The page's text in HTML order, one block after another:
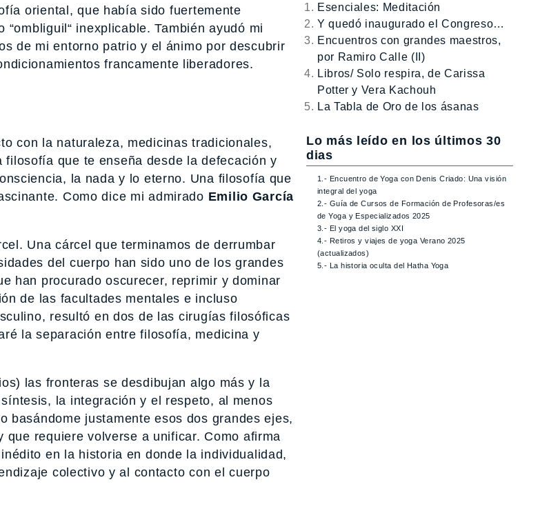
oriental, que había sido fuertemente
inexplicable. También ayudó mi
de mi entorno patrio y el ánimo por descubrir
francamente liberadores.
con la naturaleza, medicinas tradicionales,
que te enseña desde la defecación y
la nada y lo eterno. Una filosofía que
Como dice mi admirado Emilio García
Una cárcel que terminamos de derrumbar
del cuerpo han sido uno de los grandes
han procurado oscurecer, reprimir y dominar
de las facultades mentales e incluso
resultó en dos de las cirugías filosóficas
la separación entre filosofía, medicina y
las fronteras se desdibujan algo más y la
la integración y el respeto, al menos
basándome justamente esos dos grandes ejes,
requiere volverse a unificar. Como afirma
en la historia en donde la individualidad,
colectivo y al contacto con el cuerpo
Esenciales: Meditación
Y quedó inaugurado el Congreso…
Encuentros con grandes maestros,
por Ramiro Calle (II)
Libros/ Solo respira, de Carissa
Potter y Vera Kachouh
La Tabla de Oro de los ásanas
Lo más leído en los últimos 30
dias
1.- Encuentro de Yoga con Denis Criado: Una visión
integral del yoga
2.- Guía de Cursos de Formación de Profesoras/es
de Yoga y Especializados 2025
3.- El yoga del siglo XXI
4.- Retiros y viajes de yoga Verano 2025
(actualizados)
5.- La historia oculta del Hatha Yoga